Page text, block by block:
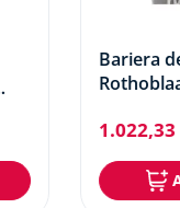
Bariera
1.022,33